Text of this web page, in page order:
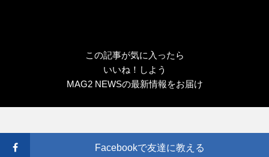
この記事が気に入ったら
いいね！しよう
MAG2 NEWSの最新情報をお届け
Facebookで友達に教える